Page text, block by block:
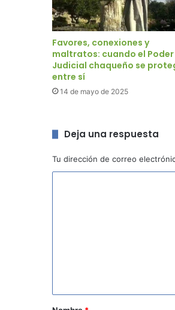
Favores, conexiones y
maltratos: cuando el Poder
Judicial chaqueño se
entre sí
14 de mayo de 2025
Deja una respuesta
Tu dirección de correo
r